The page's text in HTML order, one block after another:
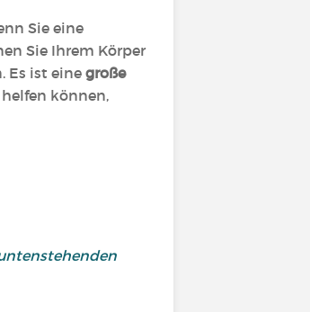
Sie eine
Sie Ihrem Körper
Es ist eine große
können,